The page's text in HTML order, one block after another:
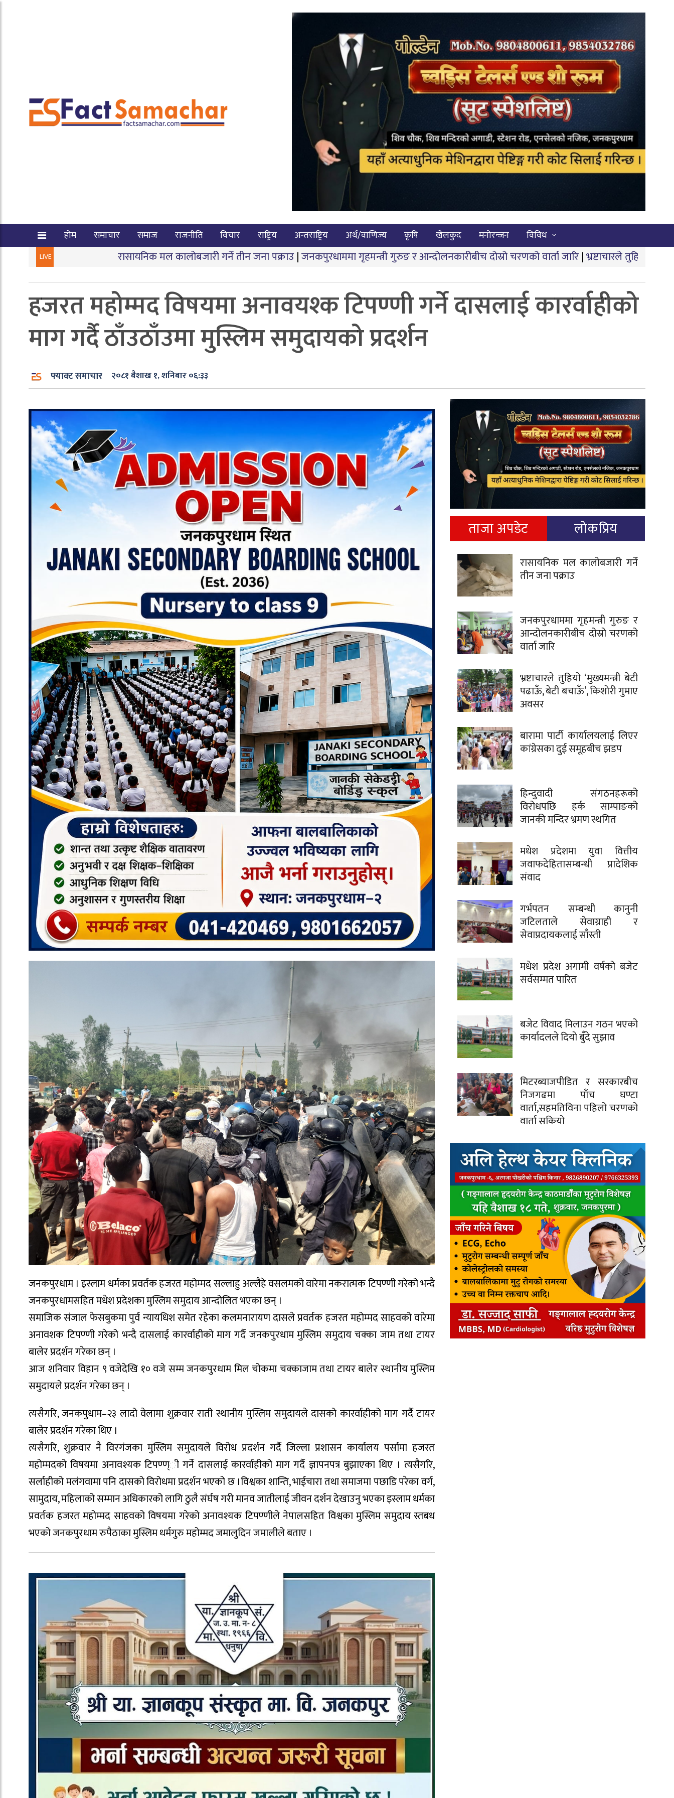
होम समाचार समाज राजनीति विचार राष्ट्रिय अन्तराष्ट्रिय अर्थ/वाणिज्य कृषि खेलकुद मनोरन्जन विविध
LIVEरासायनिक मल कालोबजारी गर्ने तीन जना पक्राउ|जनकपुरधाममा गृहमन्त्री गुरुङ र आन्दोलनकारीबीच दोस्रो चरणको वार्ता जारि|भ्रष्टाचारले तुहियो ‘मुख्यमन्त्री बेटी
हजरत महोम्मद विषयमा अनावयश्क टिपण्णी गर्ने दासलाई कारर्वाहीको
माग गर्दै ठाँउठाँउमा मुस्लिम समुदायको प्रदर्शन
फ्याक्ट समाचार २०८१ बैशाख १, शनिबार ०६:३३
जनकपुरधाम । इस्लाम धर्मका प्रवर्तक हजरत महोम्मद सल्लाहु अल्लैहे वसलमको वारेमा नकरात्मक टिपण्णी गरेको भन्दै
जनकपुरधामसहित मधेश प्रदेशका मुस्लिम समुदाय आन्दोलित भएका छन् ।
समाजिक संजाल फेसबुकमा पुर्व न्यायधिश समेत रहेका कलमनारायण दासले प्रवर्तक हजरत महोम्मद साहवको वारेमा
अनावशक टिपण्णी गरेको भन्दै दासलाई कारर्वाहीको माग गर्दै जनकपुरधाम मुस्लिम समुदाय चक्का जाम तथा टायर
बालेर प्रदर्शन गरेका छन् ।
आज शनिवार विहान ९ वजेदेखि १० वजे सम्म जनकपुरधाम मिल चोकमा चक्काजाम तथा टायर बालेर स्थानीय मुस्लिम
समुदायले प्रदर्शन गरेका छन् ।
त्यसैगरि, जनकपुधाम–२३ लादो वेलामा शुक्रवार राती स्थानीय मुस्लिम समुदायले दासको कारर्वाहीको माग गर्दै टायर
बालेर प्रदर्शन गरेका थिए ।
त्यसैगरि, शुक्रवार नै विरगंजका मुस्लिम समुदायले विरोध प्रदर्शन गर्दै जिल्ला प्रशासन कार्यालय पर्सामा हजरत
महोम्मदको विषयमा अनावश्यक टिपण्ण्ी गर्ने दासलाई कारर्वाहीको माग गर्दै ज्ञापनपत्र बुझाएका थिए । त्यसैगरि,
सर्लाहीको मलंगवामा पनि दासको विरोधमा प्रदर्शन भएको छ ।विश्वका शान्ति, भाईचारा तथा समाजमा पछाडि परेका वर्ग,
सामुदाय, महिलाको सम्मान अधिकारको लागि ठुलै संर्घष गरी मानव जातीलाई जीवन दर्शन देखाउनु भएका इस्लाम धर्मका
प्रवर्तक हजरत महोम्मद साहवको विषयमा गरेको अनावश्यक टिपण्णीले नेपालसहित विश्वका मुस्लिम समुदाय स्तबध
भएको जनकपुरधाम रुपैठाका मुस्लिम धर्मगुरु महोम्मद जमालुदिन जमालीले बताए ।
ताजा अपडेट लोकप्रिय
रासायनिक मल कालोबजारी गर्ने
तीन जना पक्राउ
जनकपुरधाममा गृहमन्त्री गुरुङ र
आन्दोलनकारीबीच दोस्रो चरणको
वार्ता जारि
भ्रष्टाचारले तुहियो ‘मुख्यमन्त्री बेटी
पढाऊँ, बेटी बचाऊँ’, किशोरी गुमाए
अवसर
बारामा पार्टी कार्यालयलाई लिएर
कांग्रेसका दुई समूहबीच झडप
हिन्दुवादी संगठनहरूको
विरोधपछि हर्क साम्पाङको
जानकी मन्दिर भ्रमण स्थगित
मधेश प्रदेशमा युवा वित्तीय
जवाफदेहितासम्बन्धी प्रादेशिक
संवाद
गर्भपतन सम्बन्धी कानुनी
जटिलताले सेवाग्राही र
सेवाप्रदायकलाई साँस्ती
मधेश प्रदेश अगामी वर्षको बजेट
सर्वसम्मत पारित
बजेट विवाद मिलाउन गठन भएको
कार्यादलले दियो बुँदे सुझाव
मिटरब्याजपीडित र सरकारबीच
निजगढमा पाँच घण्टा
वार्ता,सहमतिविना पहिलो चरणको
वार्ता सकियो